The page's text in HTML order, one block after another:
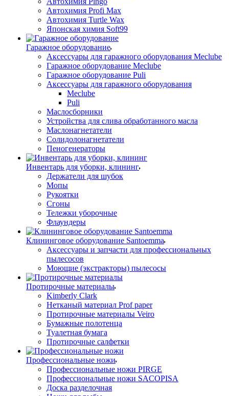
Автохимия Profi Max
Автохимия Turtle Wax
Японская химия Soft99
Гаражное оборудование
Аксессуары для гаражного оборудования Meclube
Гаражное оборудование Meclube
Гаражное оборудование Puli
Аксессуары для гаражного оборудования
Meclube
Puli
Маслосборники
Устройства для слива обработанного масла
Маслонагнетатели
Солидолонагнетатели
Пеногенераторы
Инвентарь для уборки, клининг
Держатели для шубок
Мопы
Рукоятки
Сгоны
Тележки уборочные
Флаундеры
Клининговое оборудование Santoemma
Аксессуары и запчасти для профессиональных
пылесосов
Моющие (экстракторы) пылесосы
Протирочные материалы
Kimberly Clark
Нетканый материал Prof paper
Протирочные материалы Veiro
Бумажные полотенца
Туалетная бумага
Протирочные салфетки
Профессиональные ножи
Профессиональные ножи PIRGE
Профессиональные ножи SACOPISA
Доска разделочная